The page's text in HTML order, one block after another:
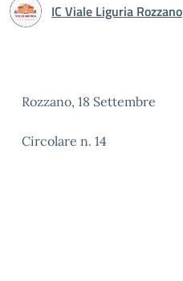
IC Viale Liguria Rozzano
Rozzano, 18 Settembre
Circolare n. 14